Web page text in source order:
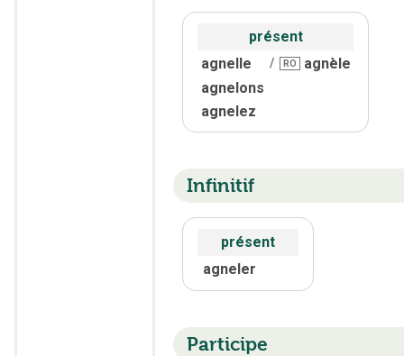
présent
agnelle
/ RO
agnèle
agnelons
agnelez
Infinitif
présent
agneler
Participe